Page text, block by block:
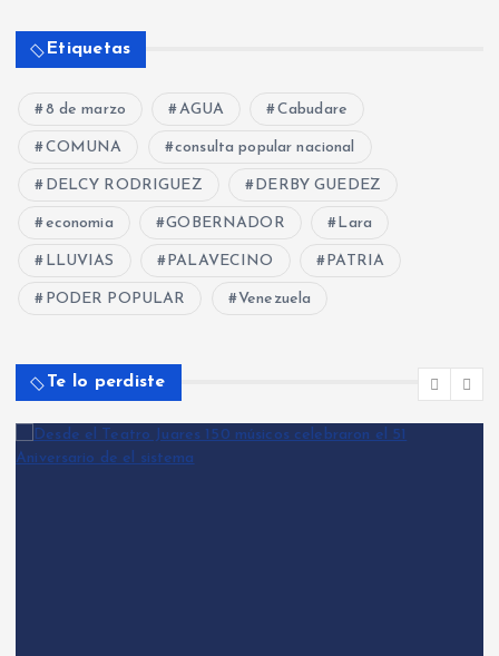
Etiquetas
8 de marzo AGUA Cabudare
COMUNA consulta popular nacional
DELCY RODRIGUEZ DERBY GUEDEZ
economia GOBERNADOR Lara
LLUVIAS PALAVECINO PATRIA
PODER POPULAR Venezuela
Te lo perdiste